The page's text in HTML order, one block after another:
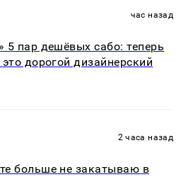
час назад
5 пар дешёвых сабо: теперь
дорогой дизайнерский
2 часа назад
больше не закатываю в